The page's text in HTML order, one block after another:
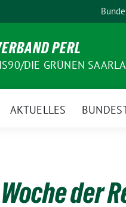
PERL
DIE GRÜNEN
AKTUELLES
Woche der